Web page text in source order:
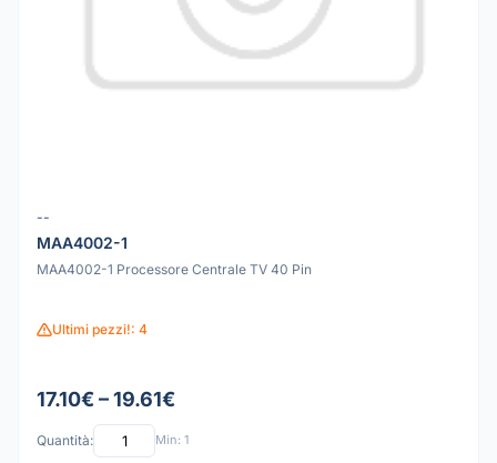
--
MAA4002-1
MAA4002-1 Processore Centrale TV 40 Pin
Ultimi pezzi!: 4
17.10€ – 19.61€
Quantità: Min: 1